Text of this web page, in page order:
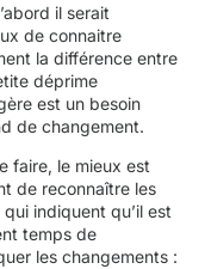
il serait
de connaitre
la différence entre
déprime
est un besoin
de changement.
faire, le mieux est
de reconnaître les
qui indiquent qu’il est
temps de
les changements :